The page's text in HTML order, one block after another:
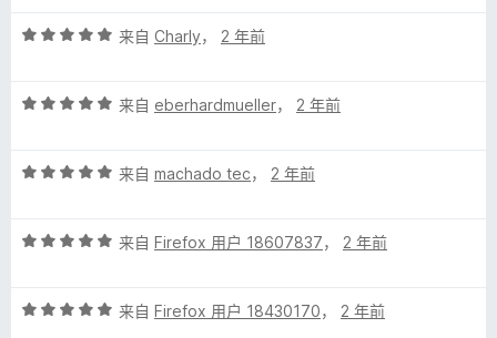
评
/
来自 Charly， 2 年前
评
/
来自 eberhardmueller， 2 年前
评
/
来自 machado tec， 2 年前
评
/
来自 Firefox 用户 18607837， 2 年前
评
来自 Firefox 用户 18430170， 2 年前